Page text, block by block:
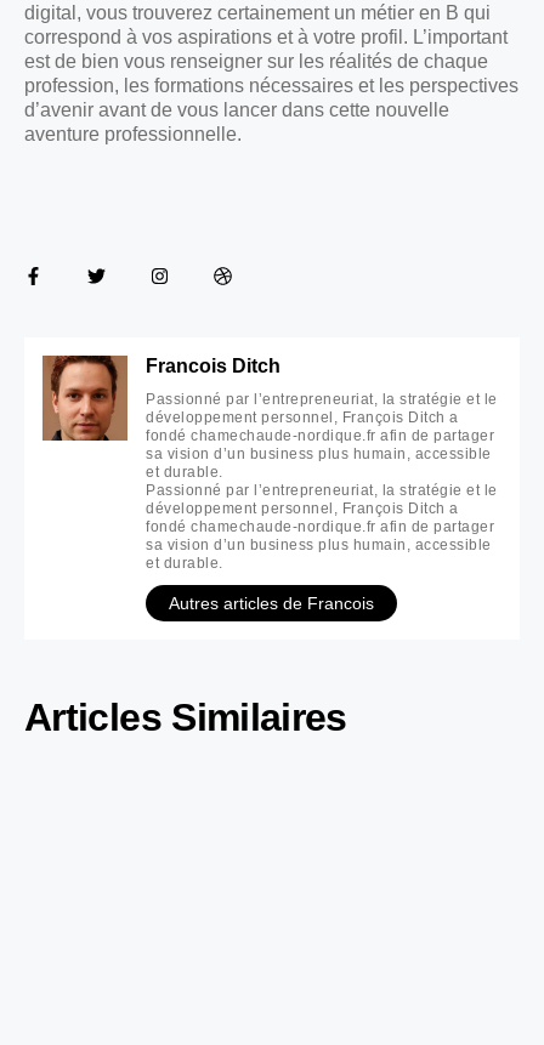
digital, vous trouverez certainement un métier en B qui
correspond à vos aspirations et à votre profil. L’important
est de bien vous renseigner sur les réalités de chaque
profession, les formations nécessaires et les perspectives
d’avenir avant de vous lancer dans cette nouvelle
aventure professionnelle.
Francois Ditch
Passionné par l’entrepreneuriat, la stratégie et le
développement personnel, François Ditch a
fondé chamechaude-nordique.fr afin de partager
sa vision d’un business plus humain, accessible
et durable.
Passionné par l’entrepreneuriat, la stratégie et le
développement personnel, François Ditch a
fondé chamechaude-nordique.fr afin de partager
sa vision d’un business plus humain, accessible
et durable.
Autres articles de Francois
Articles Similaires